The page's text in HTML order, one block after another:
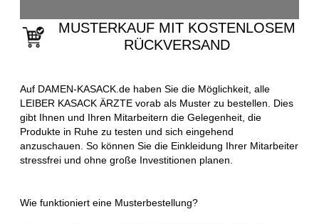
MUSTERKAUF MIT KOSTENLOSEM
RÜCKVERSAND
Auf DAMEN-KASACK.de haben Sie die Möglichkeit, alle
LEIBER KASACK ÄRZTE vorab als Muster zu bestellen. Dies
gibt Ihnen und Ihren Mitarbeitern die Gelegenheit, die
Produkte in Ruhe zu testen und sich eingehend
anzuschauen. So können Sie die Einkleidung Ihrer Mitarbeiter
stressfrei und ohne große Investitionen planen.
Wie funktioniert eine Musterbestellung?